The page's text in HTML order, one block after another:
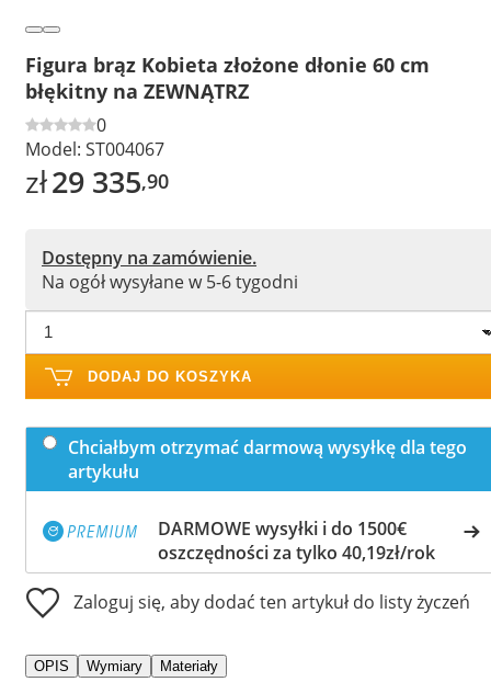
Figura brąz Kobieta złożone dłonie 60 cm
błękitny na ZEWNĄTRZ
0
Model: ST004067
zł29 335,90
Dostępny na zamówienie.
Na ogół wysyłane w 5-6 tygodni
DODAJ DO KOSZYKA
Chciałbym otrzymać darmową wysyłkę dla tego
artykułu
DARMOWE wysyłki i do 1500€
oszczędności za tylko 40,19zł/rok
Zaloguj się, aby dodać ten artykuł do listy życzeń
OPIS Wymiary Materiały